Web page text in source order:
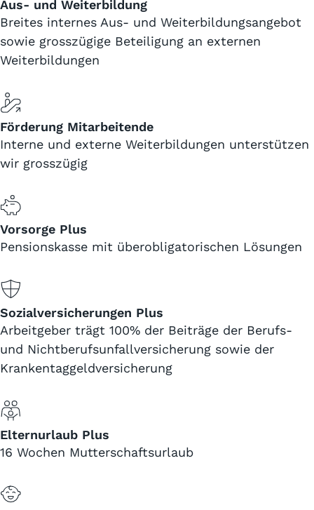
Aus- und Weiterbildung
Breites internes Aus- und Weiterbildungsangebot
sowie grosszügige Beteiligung an externen
Weiterbildungen
Förderung Mitarbeitende
Interne und externe Weiterbildungen unterstützen
wir grosszügig
Vorsorge Plus
Pensionskasse mit überobligatorischen Lösungen
Sozialversicherungen Plus
Arbeitgeber trägt 100% der Beiträge der Berufs-
und Nichtberufsunfallversicherung sowie der
Krankentaggeldversicherung
Elternurlaub Plus
16 Wochen Mutterschaftsurlaub